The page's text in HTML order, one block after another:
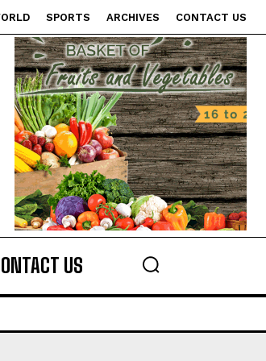
SPORTS ARCHIVES CONTACT US
US